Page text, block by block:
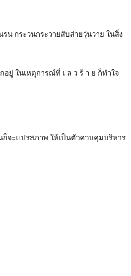
น กระวนกระวายสับส่ายวุ่นวาย ในสิ่ง
ยู่ ในเหตุการณ์ที่ เ ล ว ร้ า ย ก็ทำใจ
จะแปรสภาพ ให้เป็นตัวควบคุมบริหาร